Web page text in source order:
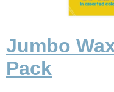
Jumbo
Pack